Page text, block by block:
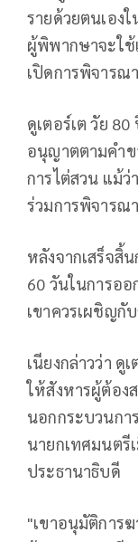
รายด้วยตนเอง
ผู้พิพากษาจะใช้
เปิดการพิจารณ
ดูเตอร์เต วัย
อนุญาตตามคำข
การไต่สวน แม้
ร่วมการพิจารณ
หลังจากเสร็จสิ้
60 วันในการอ
เขาควรเผชิญกั
เนียงกล่าวว่า ดู
ให้สังหารผู้ต้อง
นอกกระบวนกา
นายกเทศมนตรี
ประธานาธิบดี
"เขาอนุมัติการฆ